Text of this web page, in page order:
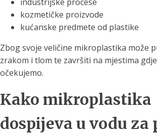
kozmetičke proizvode
kućanske predmete od plastike
Zbog svoje veličine mikroplastika može
zrakom i tlom te završiti na mjestima
očekujemo.
Kako mikroplastika
dospijeva u vodu za